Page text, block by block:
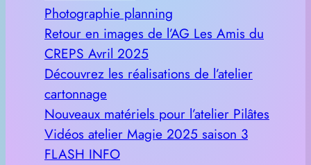
Photographie planning
Retour en images de l’AG Les Amis du
CREPS Avril 2025
Découvrez les réalisations de l’atelier
cartonnage
Nouveaux matériels pour l’atelier Pilâtes
Vidéos atelier Magie 2025 saison 3
FLASH INFO